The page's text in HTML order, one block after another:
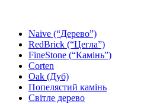
Naive (“Дерево”)
RedBrick (“Цегла”)
FineStone (“Камінь”)
Corten
Oak (Дуб)
Попелястий камінь
Світле дерево